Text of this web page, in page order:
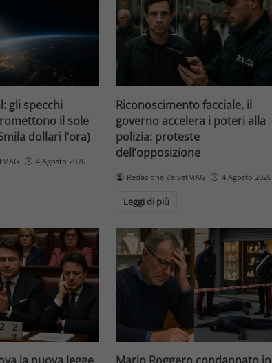
gli specchi
il sole
dollari l’ora)
4 Agosto 2026
Riconoscimento facciale, il
governo accelera i poteri alla
polizia: proteste
dell’opposizione
Redazione VelvetMAG 4 Agosto 2026
Leggi di più